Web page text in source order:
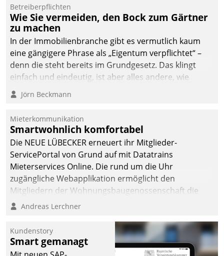
Dialogführung ermöglicht
dem externen
Serviceteam, Anrufe von
Mietenden zügiger und
effizienter zu bearbeiten.
Betreiberpflichten
Wie Sie vermeiden, den Bock zum Gärtner
zu machen
In der Immobilienbranche gibt es vermutlich kaum
eine gängigere Phrase als „Eigentum verpflichtet“ –
denn die steht bereits im Grundgesetz. Das klingt
einfach und eindeutig, ist aber alles andere, wie
Branchenbeschäftigte wissen. Denn mit der
Verantwortung folgen Verpflichtungen.
Jörn Beckmann
Mieterkommunikation
Smartwohnlich komfortabel
Die NEUE LÜBECKER erneuert ihr Mitglieder-
ServicePortal von Grund auf mit Datatrains
Mieterservices Online. Die rund um die Uhr
zugängliche Webapplikation ermöglicht den
Mitgliedern der Wohnungs­bau­genossenschaft die
Kontaktaufnahme per Smartphone, Tablet oder PC.
Andreas Lerchner
Kundenstory
Smart gemanagt